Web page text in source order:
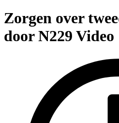
Zorgen over
door N229 Video